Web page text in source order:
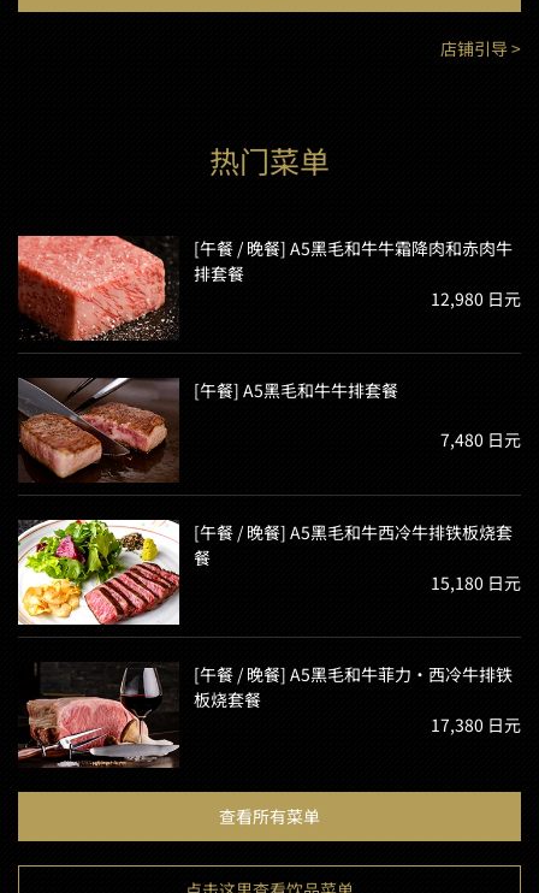
店铺引导 >
热门菜单
[午餐 / 晚餐] A5黑毛和牛牛霜降肉和赤肉牛
排套餐
12,980 日元
[午餐] A5黑毛和牛牛排套餐
7,480 日元
[午餐 / 晚餐] A5黑毛和牛西冷牛排铁板烧套
餐
15,180 日元
[午餐 / 晚餐] A5黑毛和牛菲力・西冷牛排铁
板烧套餐
17,380 日元
查看所有菜单